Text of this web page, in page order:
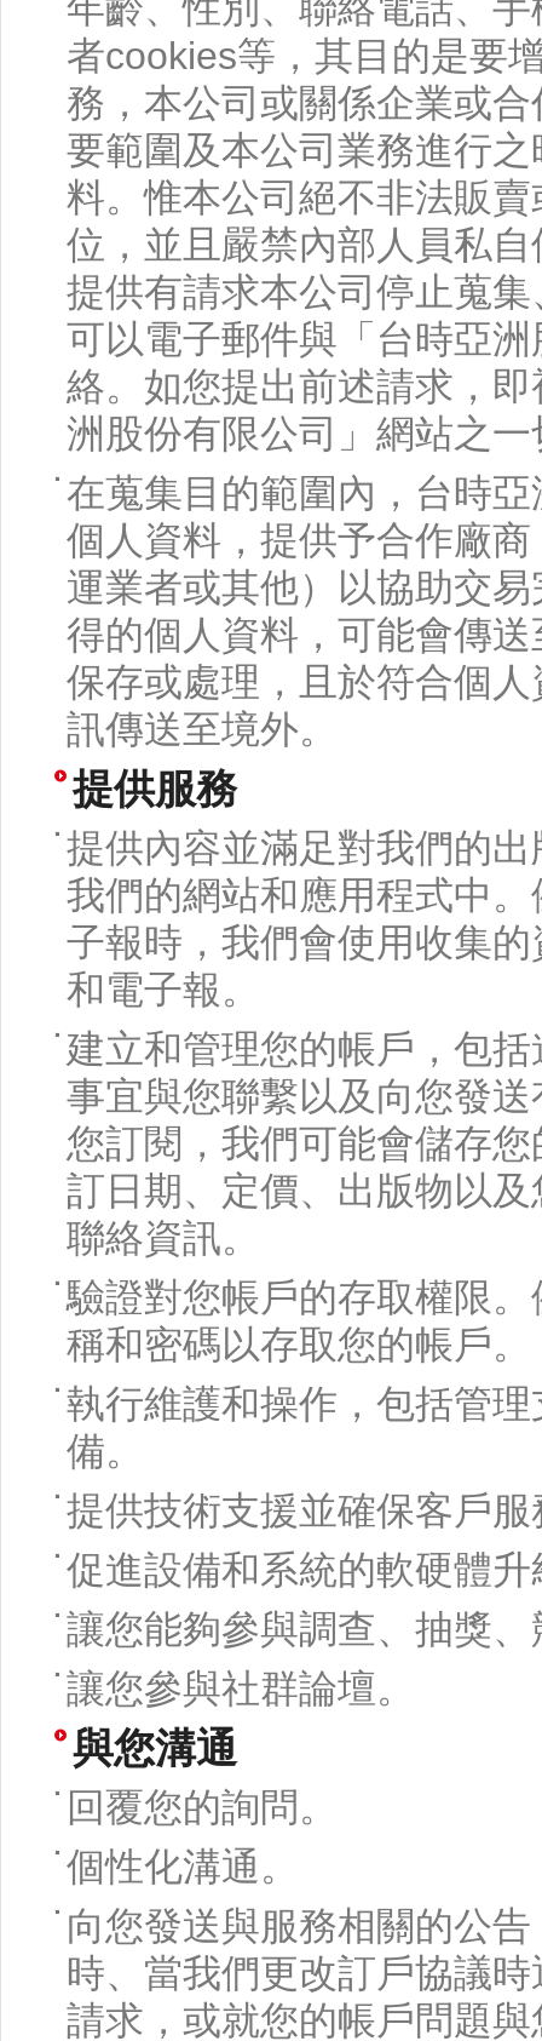
者cookies等，其目的是要
務，本公司或關係企業或
要範圍及本公司業務進行
料。惟本公司絕不非法販
位，並且嚴禁內部人員私
提供有請求本公司停止蒐
可以電子郵件與「台時亞
絡。如您提出前述請求，
洲股份有限公司」網站之
在蒐集目的範圍內，台時
個人資料，提供予合作廠
運業者或其他）以協助交
得的個人資料，可能會傳
保存或處理，且於符合個
訊傳送至境外。
提供服務
提供內容並滿足對我們的
我們的網站和應用程式中
子報時，我們會使用收集
和電子報。
建立和管理您的帳戶，包
事宜與您聯繫以及向您發
您訂閱，我們可能會儲存
訂日期、定價、出版物以
聯絡資訊。
驗證對您帳戶的存取權限
稱和密碼以存取您的帳戶。
執行維護和操作，包括管
備。
提供技術支援並確保客戶
促進設備和系統的軟硬體升
讓您能夠參與調查、抽獎
讓您參與社群論壇。
與您溝通
回覆您的詢問。
個性化溝通。
向您發送與服務相關的公
時、當我們更改訂戶協議
請求，或就您的帳戶問題